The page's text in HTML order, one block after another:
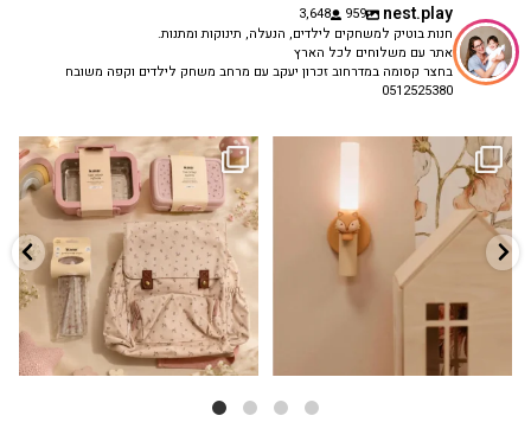
nest.play
959
3,648
חנות בוטיק למשחקים לילדים, הנעלה, תינוקות ומתנות.
אתר עם משלוחים לכל הארץ
בחצר קסומה במדרחוב זכרון יעקב עם מרחב משחק לילדים וקפה משובח
0512525380
✨ חוזרים למסגרת בסטייל! ✨
הקולקציה החדשה...
9 4
גם פריט עיצובי לחדר, גם מנורת לילה
...
3 0